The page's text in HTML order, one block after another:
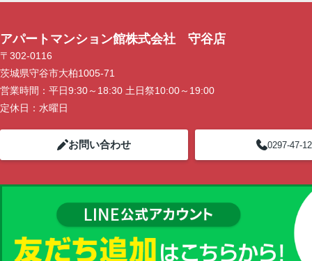
アパートマンション館株式会社 守谷店
〒302-0116
茨城県守谷市大柏1005-71
営業時間： 平日9:30～18:30 土日祭10:00～19:00
定休日： 水曜日
お問い合わせ 0297-47-